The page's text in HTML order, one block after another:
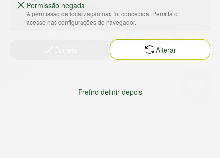
Sobre e contato
Termos e políticas
Baixe nosso app
Permissão negada
A permissão de localização não foi concedida. Permita o
acesso nas configurações do navegador.
Alterar
Prefiro definir depois